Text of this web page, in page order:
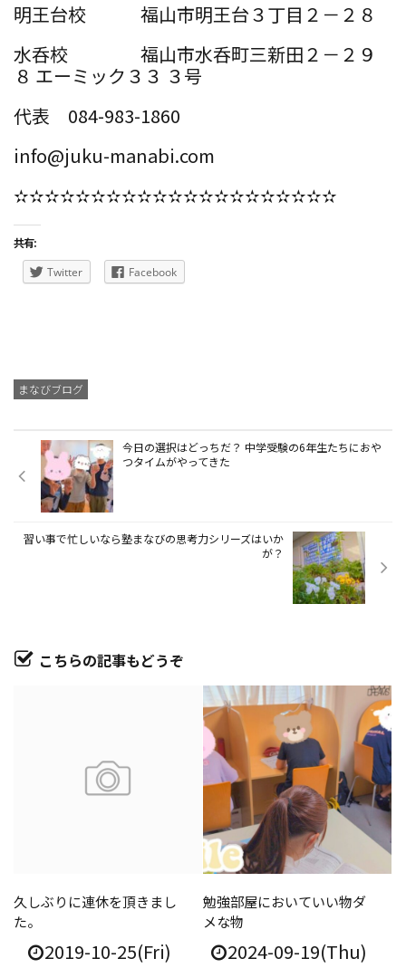
明王台校 福山市明王台３丁目２－２８
水呑校 福山市水呑町三新田２－２９
８ エーミック３３ ３号
代表 084-983-1860
info@juku-manabi.com
✫✫✫✫✫✫✫✫✫✫✫✫✫✫✫✫✫✫✫✫✫
共有:
Twitter
Facebook
まなびブログ
今日の選択はどっちだ？ 中学受験の6年生たちにおや
つタイムがやってきた
習い事で忙しいなら塾まなびの思考力シリーズはいか
が？
こちらの記事もどうぞ
久しぶりに連休を頂きまし
た。
2019-10-25(Fri)
勉強部屋においていい物ダ
メな物
2024-09-19(Thu)